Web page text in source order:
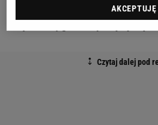
rzeczy po trzech setach:AKCEPTUJĘ